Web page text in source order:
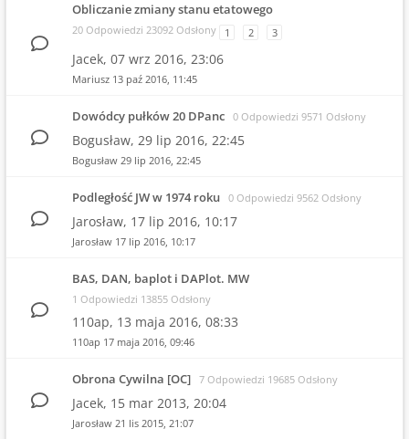
Obliczanie zmiany stanu etatowego
20 Odpowiedzi 23092 Odsłony 1 2 3
Jacek, 07 wrz 2016, 23:06
Mariusz 13 paź 2016, 11:45
Dowódcy pułków 20 DPanc 0 Odpowiedzi 9571 Odsłony
Bogusław, 29 lip 2016, 22:45
Bogusław 29 lip 2016, 22:45
Podległość JW w 1974 roku 0 Odpowiedzi 9562 Odsłony
Jarosław, 17 lip 2016, 10:17
Jarosław 17 lip 2016, 10:17
BAS, DAN, baplot i DAPlot. MW
1 Odpowiedzi 13855 Odsłony
110ap, 13 maja 2016, 08:33
110ap 17 maja 2016, 09:46
Obrona Cywilna [OC] 7 Odpowiedzi 19685 Odsłony
Jacek, 15 mar 2013, 20:04
Jarosław 21 lis 2015, 21:07